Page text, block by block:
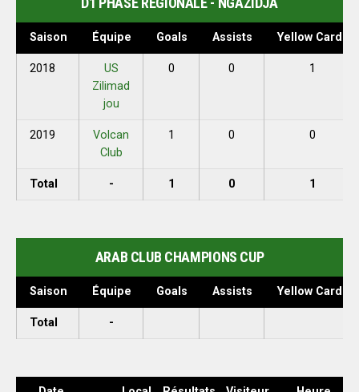
Saison Équipe Goals Assists Yellow Cards
2018
US
Zilimad
jou
0 0 1
2019
Volcan
Club
1 0 0
Total - 1 0 1
ARAB CLUB CHAMPIONS CUP
Saison Équipe Goals Assists Yellow Cards
Total -